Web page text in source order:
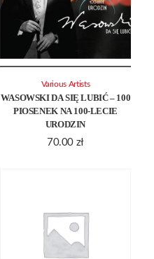
WASOWSKI DA SIĘ LUBIĆ – 100
PIOSENEK NA 100-LECIE
URODZIN
70.00 zł
Various Artists